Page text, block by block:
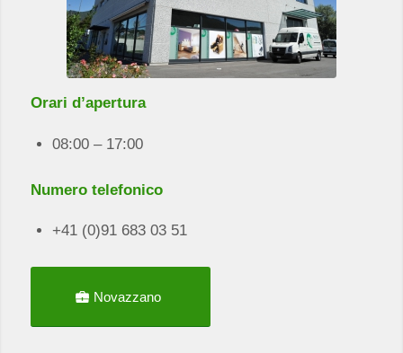
Orari d’apertura
08:00 – 17:00
Numero telefonico
+41 (0)91 683 03 51
Novazzano